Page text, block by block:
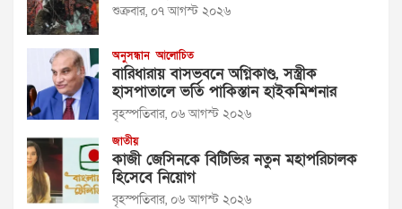
শুক্রবার, ০৭ আগস্ট ২০২৬
অনুসন্ধান আলোচিত
বারিধারায় বাসভবনে অগ্নিকাণ্ড, সস্ত্রীক
হাসপাতালে ভর্তি পাকিস্তান হাইকমিশনার
বৃহস্পতিবার, ০৬ আগস্ট ২০২৬
জাতীয়
কাজী জেসিনকে বিটিভির নতুন মহাপরিচালক
হিসেবে নিয়োগ
বৃহস্পতিবার, ০৬ আগস্ট ২০২৬